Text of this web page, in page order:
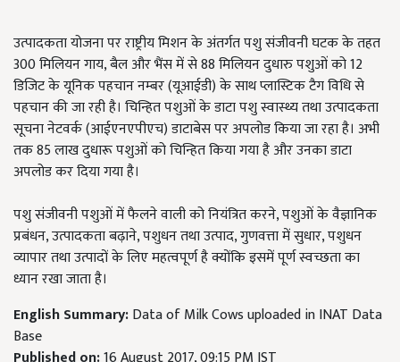
उत्पादकता योजना पर राष्ट्रीय मिशन के अंतर्गत पशु संजीवनी घटक के तहत
300 मिलियन गाय, बैल और भैंस में से 88 मिलियन दुधारु पशुओं को 12
डिजिट के यूनिक पहचान नम्बर (यूआईडी) के साथ प्लास्टिक टैग विधि से
पहचान की जा रही है। चिन्हित पशुओं के डाटा पशु स्वास्थ्य तथा उत्पादकता
सूचना नेटवर्क (आईएनएपीएच) डाटाबेस पर अपलोड किया जा रहा है। अभी
तक 85 लाख दुधारू पशुओं को चिन्हित किया गया है और उनका डाटा
अपलोड कर दिया गया है।
पशु संजीवनी पशुओं में फैलने वाली को नियंत्रित करने, पशुओं के वैज्ञानिक
प्रबंधन, उत्पादकता बढ़ाने, पशुधन तथा उत्पाद, गुणवत्ता में सुधार, पशुधन
व्यापार तथा उत्पादों के लिए महत्वपूर्ण है क्योंकि इसमें पूर्ण स्वच्छता का
ध्यान रखा जाता है।
English Summary:Data of Milk Cows uploaded in INAT Data
Base